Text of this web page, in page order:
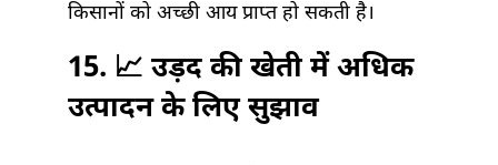
किसानों को अच्छी आय प्राप्त हो सकती है।
15. 📈 उड़द की खेती में अधिक
उत्पादन के लिए सुझाव